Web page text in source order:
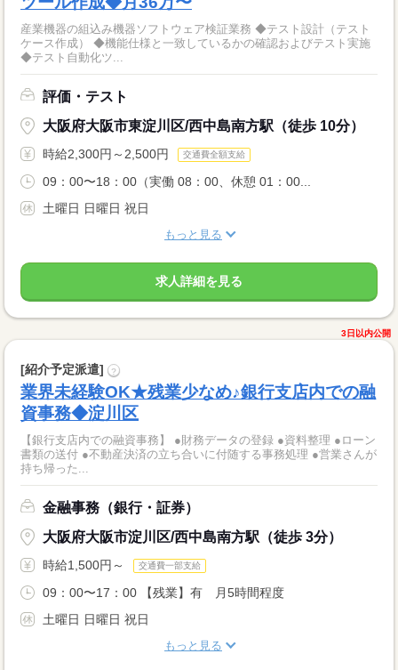
産業機器の組込み機器ソフトウェア検証業務 ◆テスト設計（テスト
ケース作成） ◆機能仕様と一致しているかの確認およびテスト実施
◆テスト自動化ツ...
評価・テスト
大阪府大阪市東淀川区/西中島南方駅（徒歩 10分）
時給2,300円～2,500円 交通費全額支給
09：00〜18：00（実働 08：00、休憩 01：00...
土曜日 日曜日 祝日
もっと見る
求人詳細を見る
3日以内公開
[紹介予定派遣] ?
業界未経験OK★残業少なめ♪銀行支店内での融
資事務◆淀川区
【銀行支店内での融資事務】 ●財務データの登録 ●資料整理 ●ローン
書類の送付 ●不動産決済の立ち合いに付随する事務処理 ●営業さんが
持ち帰った...
金融事務（銀行・証券）
大阪府大阪市淀川区/西中島南方駅（徒歩 3分）
時給1,500円～ 交通費一部支給
09：00〜17：00 【残業】有 月5時間程度
土曜日 日曜日 祝日
もっと見る